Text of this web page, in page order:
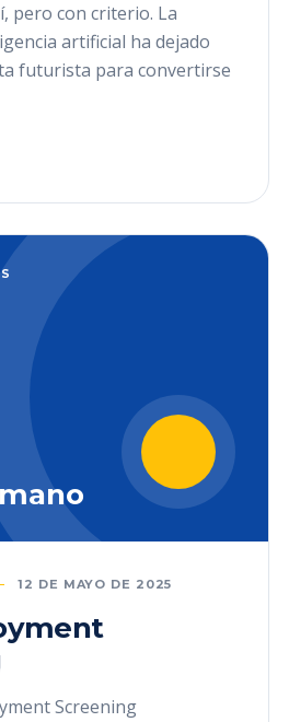
pero con criterio. La
artificial ha dejado
futurista para convertirse
12 DE MAYO DE 2025
Screening